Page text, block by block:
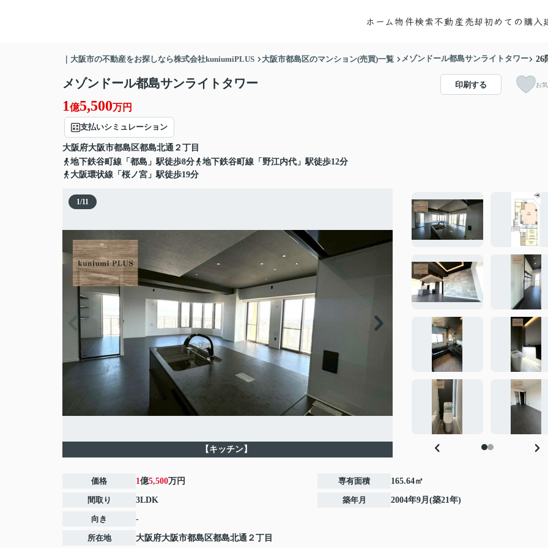
ホーム物件検索不動産売却初めての購入
｜大阪市の不動産をお探しなら株式会社kuniumiPLUS 大阪市都島区のマンション(売買)一覧 メゾンドール都島サンライトタワー 26
メゾンドール都島サンライトタワー
1億5,500万円
支払いシミュレーション
大阪府大阪市都島区都島北通 ２丁目
地下鉄谷町線「都島」駅徒歩8分
地下鉄谷町線「野江内代」駅徒歩12分
大阪環状線「桜ノ宮」駅徒歩19分
印刷する お
1/11
【キッチン】
価格 1億5,500万円
間取り 3LDK
向き -
所在地 大阪府大阪市都島区都島北通 ２丁目
専有面積 165.64㎡
築年月 2004年9月(築21年)